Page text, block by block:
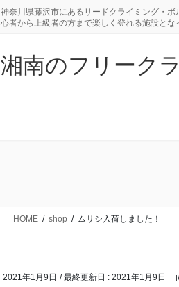
神奈川県藤沢市にあるリードクライミング・
心者から上級者の方まで楽しく登れる施設と
湘南のフリーク
HOME shop ムサシ入荷しました！
2021年1月9日 / 最終更新日 : 2021年1月9日